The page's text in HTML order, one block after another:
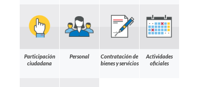
Participación
ciudadana
Personal
Contratación de
bienes y servicios
Actividades
oficiales